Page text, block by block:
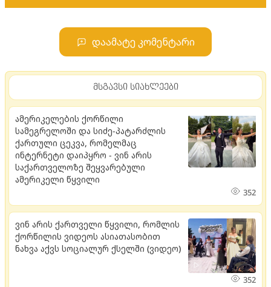
დაამატე კომენტარი
მსგავსი სიახლეები
ამერიკელების ქორწილი
სამეგრელოში და სიძე-პატარძლის
ქართული ცეკვა, რომელმაც
ინტერნეტი დაიპყრო - ვინ არის
საქართველოზე შეყვარებული
ამერიკელი წყვილი
352
ვინ არის ქართველი წყვილი, რომლის
ქორწილის ვიდეოს ასიათასობით
ნახვა აქვს სოციალურ ქსელში (ვიდეო)
352